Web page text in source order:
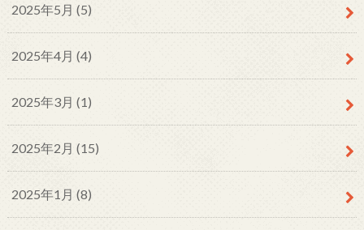
2025年5月 (5)
2025年4月 (4)
2025年3月 (1)
2025年2月 (15)
2025年1月 (8)